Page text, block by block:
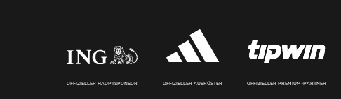
OFFIZIELLER HAUPTSPONSOR OFFIZIELLER AUSRÜSTER OFFIZIELLER PREMIUM-PARTNER